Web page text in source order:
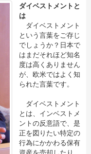
ダイベストメントと
は
ダイベストメント
という言葉をご存じ
でしょうか？日本で
はまだそれほど知名
度は高くありません
が、欧米ではよく知
られた言葉です。
ダイベストメント
とは、インベストメ
ントの反意語で、是
正を図りたい特定の
行為にかかわる保有
資産を売却したり、